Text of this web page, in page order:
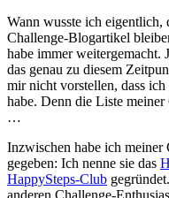
Wann wusste ich eigentlich,
Challenge-Blogartikel
habe immer weitergemacht.
das genau zu diesem
mir nicht vorstellen, dass
habe. Denn die Liste
…
Inzwischen habe ich meiner
gegeben: Ich nenne sie das
HappySteps-Club
anderen Challenge-